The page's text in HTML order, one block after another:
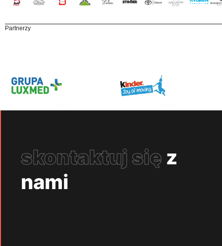
Partnerzy
skontaktuj się z
nami